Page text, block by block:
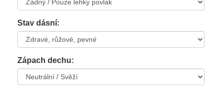
Stav dásní:
Zápach dechu: